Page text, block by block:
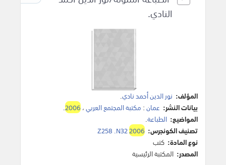
النادي.
المؤلف: نور الدين أحمد نادي.
بيانات النشر: عمان: مكتبة المجتمع العربي،2006
.
المواضيع: الطباعة.
تصنيف الكونجرس:
Z258 .N322006
نوع المادة: كتب
المصدر: المكتبة الرئيسية